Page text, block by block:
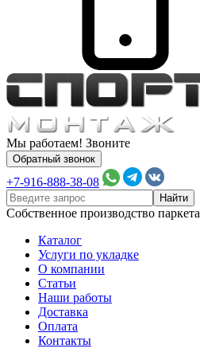
Мы работаем! Звоните
Обратный звонок
+7-916-888-38-08
Собственное производство паркета
Каталог
Услуги по укладке
О компании
Статьи
Наши работы
Доставка
Оплата
Контакты